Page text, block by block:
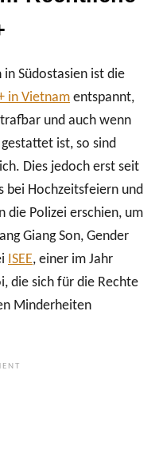
Südostasien ist die
in Vietnam entspannt,
und auch wenn
ist, so sind
Dies jedoch erst seit
bei Hochzeitsfeiern und
die Polizei erschien, um
Giang Son, Gender
ISEE, einer im Jahr
die sich für die Rechte
Minderheiten